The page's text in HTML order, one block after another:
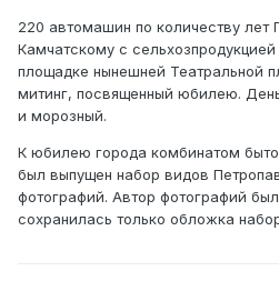
220 автомашин по количеству лет
Камчатскому с
площадке нынешней Театральной
митинг, посвященный юбилею.
и морозный.
К юбилею города комбинатом
был выпущен набор видов
фотографий. Автор фотографий
сохранилась только обложка